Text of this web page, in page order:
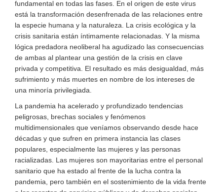
fundamental en todas las fases. En el origen de este virus
está la transformación desenfrenada de las relaciones entre
la especie humana y la naturaleza. La crisis ecológica y la
crisis sanitaria están íntimamente relacionadas. Y la misma
lógica predadora neoliberal ha agudizado las consecuencias
de ambas al plantear una gestión de la crisis en clave
privada y competitiva. El resultado es más desigualdad, más
sufrimiento y más muertes en nombre de los intereses de
una minoría privilegiada.
La pandemia ha acelerado y profundizado tendencias
peligrosas, brechas sociales y fenómenos
multidimensionales que veníamos observando desde hace
décadas y que sufren en primera instancia las clases
populares, especialmente las mujeres y las personas
racializadas. Las mujeres son mayoritarias entre el personal
sanitario que ha estado al frente de la lucha contra la
pandemia, pero también en el sostenimiento de la vida frente